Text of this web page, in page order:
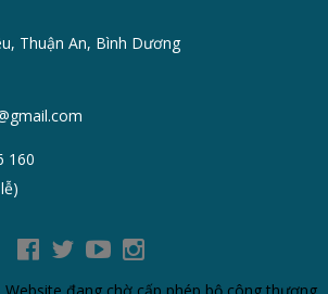
Thuận An, Bình Dương
160